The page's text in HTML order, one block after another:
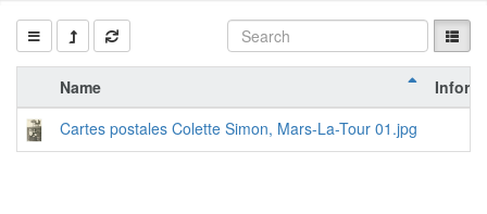
Name
Cartes postales Colette Simon, Mars-La-Tour 01.jpg